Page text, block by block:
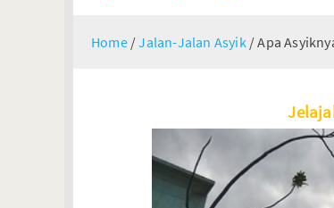
Home /Jalan-Jalan Asyik /Apa